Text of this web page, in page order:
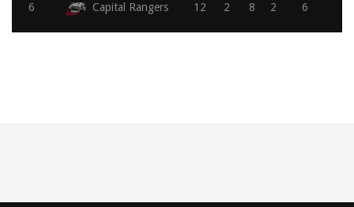
6 Capital Rangers 12 2 8 2 6